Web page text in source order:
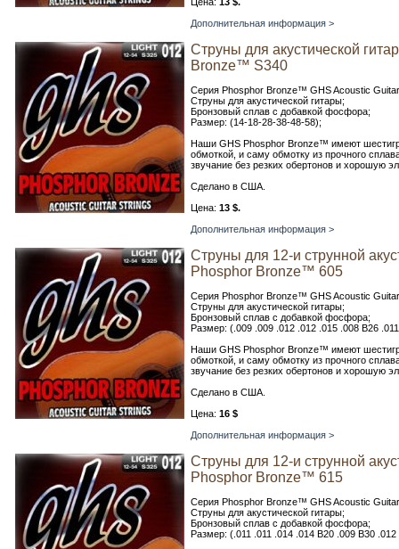
Дополнительная информация >
Струны для акустической
Bronze™ S340
Серия Phosphor Bronze™ GHS Acoustic
Струны для акустической гитары;
Бронзовый сплав с добавкой фосфора;
Размер: (14-18-28-38-48-58);
Наши GHS Phosphor Bronze™ имеют
обмоткой, и саму обмотку из прочного
звучание без резких обертонов и хорошую
Сделано в США.
Цена: 13 $.
Дополнительная информация >
Струны для 12-и струнной
Phosphor Bronze™ 605
Серия Phosphor Bronze™ GHS Acoustic
Струны для акустической гитары;
Бронзовый сплав с добавкой фосфора;
Размер: (.009 .009 .012 .012 .015 .008 B26
Наши GHS Phosphor Bronze™ имеют
обмоткой, и саму обмотку из прочного
звучание без резких обертонов и хорошую
Сделано в США.
Цена: 16 $
Дополнительная информация >
Струны для 12-и струнной
Phosphor Bronze™ 615
Серия Phosphor Bronze™ GHS Acoustic
Струны для акустической гитары;
Бронзовый сплав с добавкой фосфора;
Размер: (.011 .011 .014 .014 B20 .009 B30